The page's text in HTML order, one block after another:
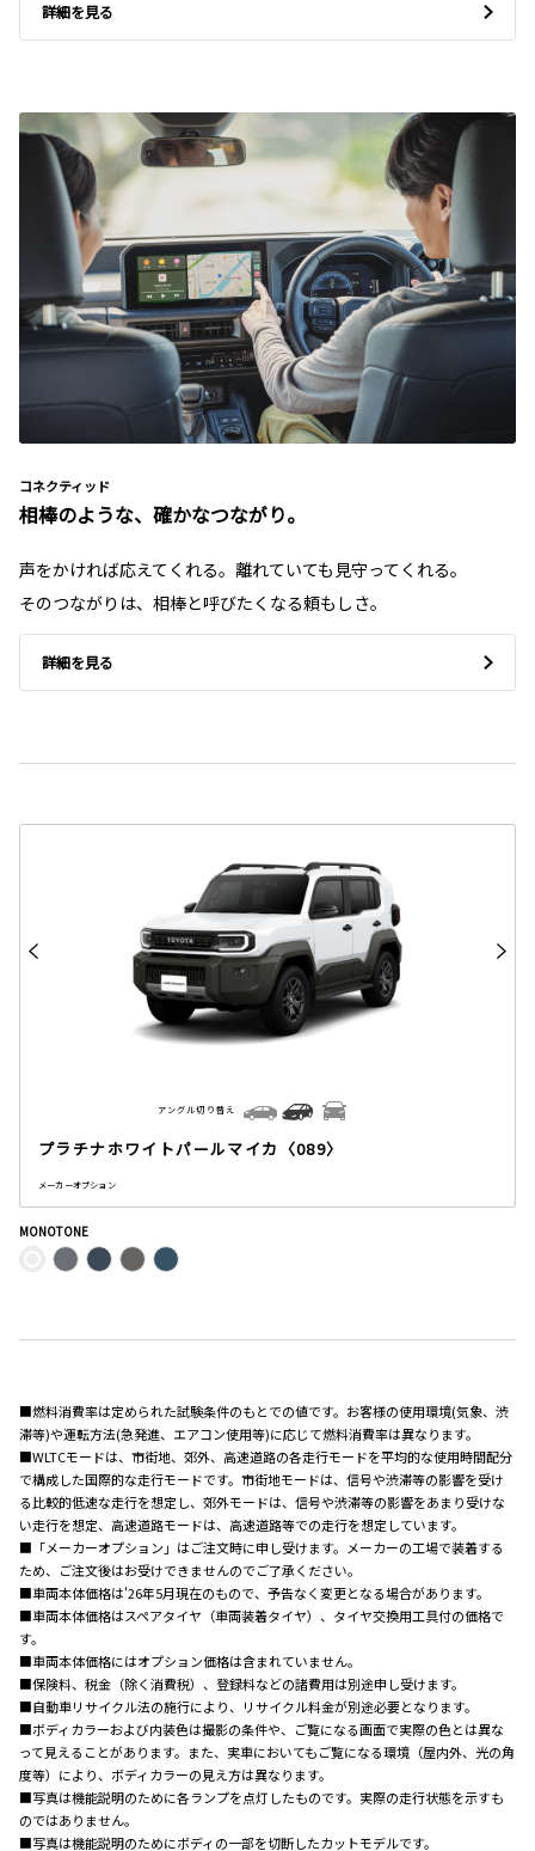
詳細を見る
コネクティッド
相棒のような、確かなつながり。
声をかければ応えてくれる。離れていても見守ってくれる。
そのつながりは、相棒と呼びたくなる頼もしさ。
詳細を見る
プラチナホワイトパールマイカ〈089〉
メーカーオプション
アングル切り替え
MONOTONE
■燃料消費率は定められた試験条件のもとでの値です。お客様の使用環境(気象、渋
滞等)や運転方法(急発進、エアコン使用等)に応じて燃料消費率は異なります。
■WLTCモードは、市街地、郊外、高速道路の各走行モードを平均的な使用時間配分
で構成した国際的な走行モードです。市街地モードは、信号や渋滞等の影響を受け
る比較的低速な走行を想定し、郊外モードは、信号や渋滞等の影響をあまり受けな
い走行を想定、高速道路モードは、高速道路等での走行を想定しています。
■「メーカーオプション」はご注文時に申し受けます。メーカーの工場で装着する
ため、ご注文後はお受けできませんのでご了承ください。
■車両本体価格は'26年5月現在のもので、予告なく変更となる場合があります。
■車両本体価格はスペアタイヤ（車両装着タイヤ）、タイヤ交換用工具付の価格で
す。
■車両本体価格にはオプション価格は含まれていません。
■保険料、税金（除く消費税）、登録料などの諸費用は別途申し受けます。
■自動車リサイクル法の施行により、リサイクル料金が別途必要となります。
■ボディカラーおよび内装色は撮影の条件や、ご覧になる画面で実際の色とは異な
って見えることがあります。また、実車においてもご覧になる環境（屋内外、光の角
度等）により、ボディカラーの見え方は異なります。
■写真は機能説明のために各ランプを点灯したものです。実際の走行状態を示すも
のではありません。
■写真は機能説明のためにボディの一部を切断したカットモデルです。